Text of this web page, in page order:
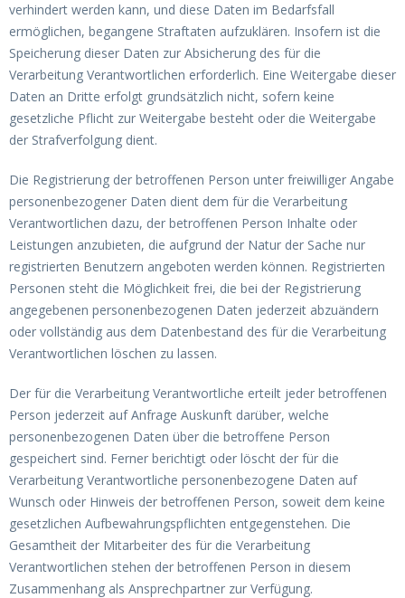
verhindert werden kann, und diese Daten im Bedarfsfall
ermöglichen, begangene Straftaten aufzuklären. Insofern ist die
Speicherung dieser Daten zur Absicherung des für die
Verarbeitung Verantwortlichen erforderlich. Eine Weitergabe dieser
Daten an Dritte erfolgt grundsätzlich nicht, sofern keine
gesetzliche Pflicht zur Weitergabe besteht oder die Weitergabe
der Strafverfolgung dient.
Die Registrierung der betroffenen Person unter freiwilliger Angabe
personenbezogener Daten dient dem für die Verarbeitung
Verantwortlichen dazu, der betroffenen Person Inhalte oder
Leistungen anzubieten, die aufgrund der Natur der Sache nur
registrierten Benutzern angeboten werden können. Registrierten
Personen steht die Möglichkeit frei, die bei der Registrierung
angegebenen personenbezogenen Daten jederzeit abzuändern
oder vollständig aus dem Datenbestand des für die Verarbeitung
Verantwortlichen löschen zu lassen.
Der für die Verarbeitung Verantwortliche erteilt jeder betroffenen
Person jederzeit auf Anfrage Auskunft darüber, welche
personenbezogenen Daten über die betroffene Person
gespeichert sind. Ferner berichtigt oder löscht der für die
Verarbeitung Verantwortliche personenbezogene Daten auf
Wunsch oder Hinweis der betroffenen Person, soweit dem keine
gesetzlichen Aufbewahrungspflichten entgegenstehen. Die
Gesamtheit der Mitarbeiter des für die Verarbeitung
Verantwortlichen stehen der betroffenen Person in diesem
Zusammenhang als Ansprechpartner zur Verfügung.